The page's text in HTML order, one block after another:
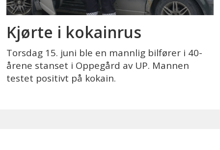
Kjørte i kokainrus
Torsdag 15. juni ble en mannlig bilfører i 40-
årene stanset i Oppegård av UP. Mannen
testet positivt på kokain.